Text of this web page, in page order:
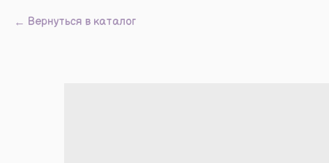
Вернуться в каталог